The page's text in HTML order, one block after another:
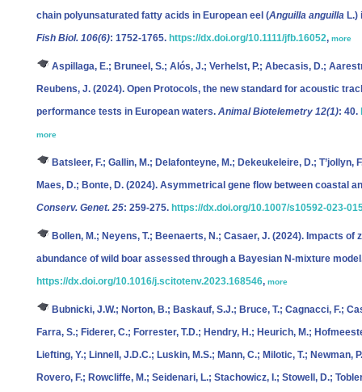
chain polyunsaturated fatty acids in European eel (Anguilla anguilla
Fish Biol. 106(6): 1752-1765. https://dx.doi.org/10.1111/jfb.16052, more
Aspillaga, E.; Bruneel, S.; Alós, J.; Verhelst, P.; Abecasis, D.;
Reubens, J. (2024). Open Protocols, the new standard for acoustic
performance tests in European waters. Animal Biotelemetry 12(1): 40.
more
Batsleer, F.; Gallin, M.; Delafonteyne, M.; Dekeukeleire, D.; T’jollyn,
Maes, D.; Bonte, D. (2024). Asymmetrical gene flow between coastal
Conserv. Genet. 25: 259-275. https://dx.doi.org/10.1007/s10592-023-
Bollen, M.; Neyens, T.; Beenaerts, N.; Casaer, J. (2024). Impacts of
abundance of wild boar assessed through a Bayesian N-mixture
https://dx.doi.org/10.1016/j.scitotenv.2023.168546, more
Bubnicki, J.W.; Norton, B.; Baskauf, S.J.; Bruce, T.; Cagnacci, F.;
Farra, S.; Fiderer, C.; Forrester, T.D.; Hendry, H.; Heurich, M.;
Liefting, Y.; Linnell, J.D.C.; Luskin, M.S.; Mann, C.; Milotic, T.; Newman,
Rovero, F.; Rowcliffe, M.; Seidenari, L.; Stachowicz, I.; Stowell, D.;